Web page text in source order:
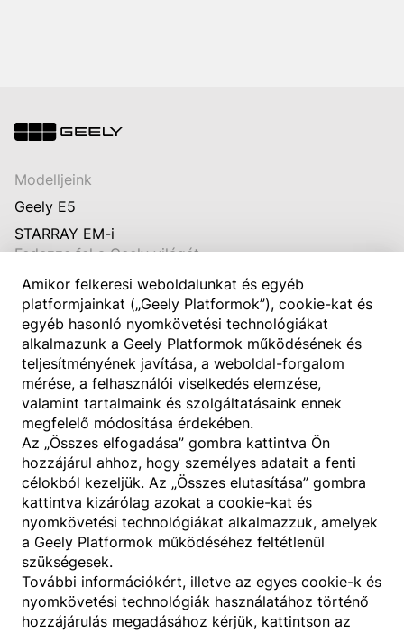
Modelljeink
Geely E5
STARRAY EM-i
Fedezze fel a Geely világát
Rólunk
Technológia
Hírek
Tesztvezetés
Kézikönyv letöltése
Konfigurátor
FAQ
© 2025 Geely Auto Central and Eastern Europe Kft . Minden jog
fenntartva.
Adatvédelmi SzabályzatFelhasználási Feltételek
Cookie-beállításokData Act
Amikor felkeresi weboldalunkat és egyéb
platformjainkat („Geely Platformok”), cookie-kat és
egyéb hasonló nyomkövetési technológiákat
alkalmazunk a Geely Platformok működésének és
teljesítményének javítása, a weboldal-forgalom
mérése, a felhasználói viselkedés elemzése,
valamint tartalmaink és szolgáltatásaink ennek
megfelelő módosítása érdekében.
Az „Összes elfogadása” gombra kattintva Ön
hozzájárul ahhoz, hogy személyes adatait a fenti
célokból kezeljük. Az „Összes elutasítása” gombra
kattintva kizárólag azokat a cookie-kat és
nyomkövetési technológiákat alkalmazzuk, amelyek
a Geely Platformok működéséhez feltétlenül
szükségesek.
További információkért, illetve az egyes cookie-k és
nyomkövetési technológiák használatához történő
hozzájárulás megadásához kérjük, kattintson az